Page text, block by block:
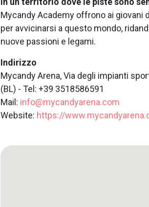
Mycandy Academy offrono ai giovani
per avvicinarsi a questo mondo,
nuove passioni e legami.
Indirizzo
Mycandy Arena, Via degli impianti
(BL) - Tel: +39 3518586591
Mail: info@mycandyarena.com
Website: https://